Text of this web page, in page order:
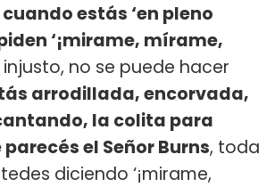
estás ‘en pleno
‘¡mirame, mírame,
injusto, no se puede hacer
arrodillada, encorvada,
la colita para
el Señor Burns, toda
diciendo ‘¡mirame,